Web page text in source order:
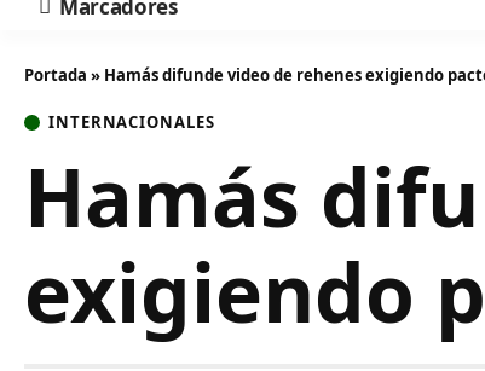
Marcadores
Portada » Hamás difunde video de rehenes exigiendo
INTERNACIONALES
Hamás
exigiendo